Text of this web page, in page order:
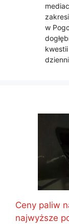
w
Ceny paliw
najwyższe